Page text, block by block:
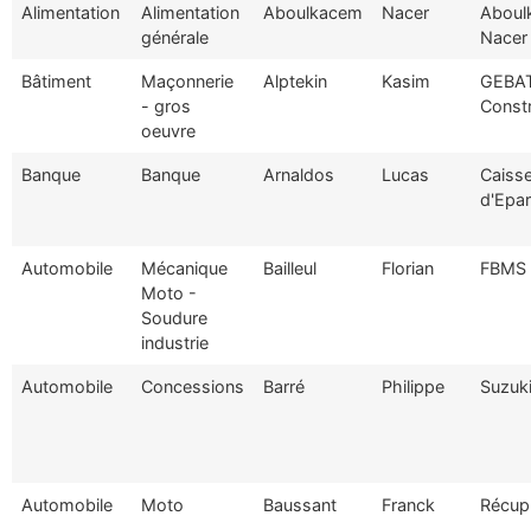
Alimentation
Alimentation
générale
Aboulkacem Nacer
Nacer
Bâtiment
Maçonnerie
- gros
oeuvre
Alptekin Kasim
Banque Banque Arnaldos Lucas
Automobile
Mécanique
Moto -
Soudure
industrie
Bailleul Florian FBMS
Automobile Concessions Barré Philippe Suzuki
Automobile Moto Baussant Franck